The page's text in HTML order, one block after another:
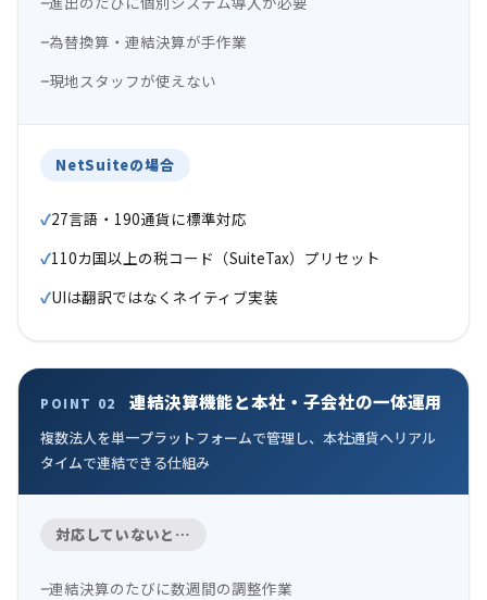
為替換算・連結決算が手作業
現地スタッフが使えない
NetSuiteの場合
27言語・190通貨に標準対応
110カ国以上の税コード（SuiteTax）プリセット
UIは翻訳ではなくネイティブ実装
POINT 02 連結決算機能と本社・子会社の一体運用
複数法人を単一プラットフォームで管理し、本社通貨へリアル
タイムで連結できる仕組み
対応していないと…
連結決算のたびに数週間の調整作業